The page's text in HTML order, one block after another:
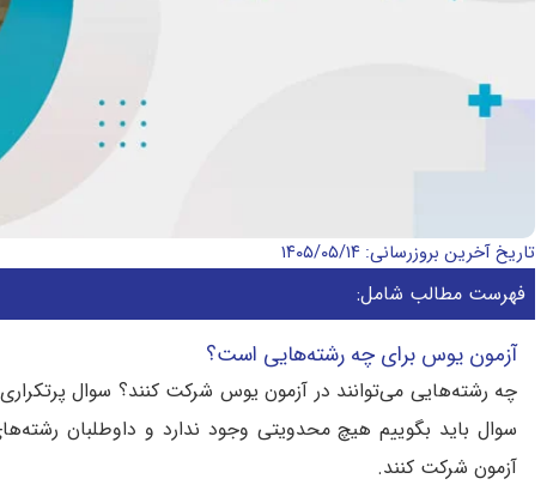
تاریخ آخرین بروزرسانی: ۱۴۰۵/۰۵/۱۴
فهرست مطالب شامل:
آزمون یوس برای چه رشته‌هایی است؟
چه رشته‌هایی می‌توانند در آزمون یوس شرکت کنند؟ سوال
سوال باید بگوییم هیچ محدویتی وجود ندارد و داوطلبان
آزمون شرکت کنند.